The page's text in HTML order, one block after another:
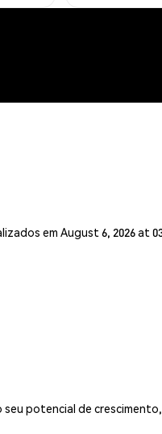
em August 6, 2026 at
potencial de